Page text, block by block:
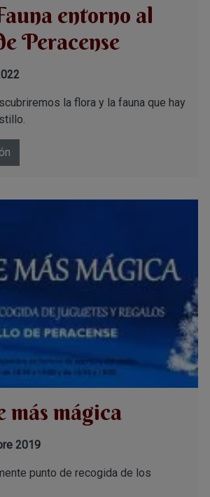
entorno al
Peracense
la flora y la fauna que hay
más mágica
2019
punto de recogida de los